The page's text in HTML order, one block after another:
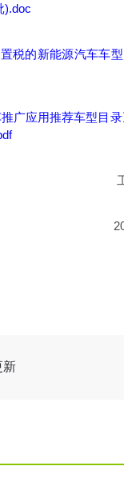
).doc
税的新能源汽车车
推广应用推荐车型目
新